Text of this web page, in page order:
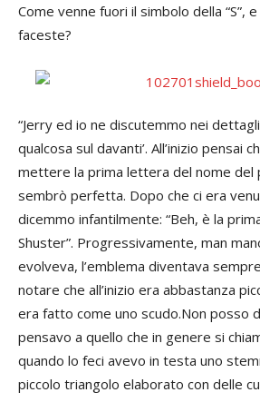
Come venne fuori il simbolo della “S”,
faceste?
“Jerry ed io ne discutemmo nei
qualcosa sul davanti’. All’inizio pensai
mettere la prima lettera del nome del
sembrò perfetta. Dopo che ci era
dicemmo infantilmente: “Beh, è la
Shuster”. Progressivamente, man
evolveva, l’emblema diventava
notare che all’inizio era abbastanza
era fatto come uno scudo.Non posso
pensavo a quello che in genere si
quando lo feci avevo in testa uno
piccolo triangolo elaborato con delle